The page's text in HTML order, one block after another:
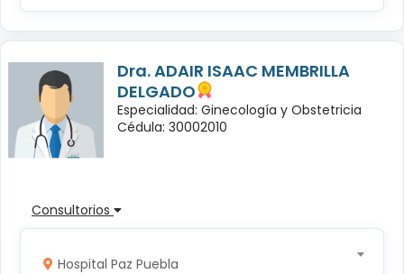
Dra. ADAIR ISAAC MEMBRILLA
DELGADO
Especialidad: Ginecología y Obstetricia
Cédula: 30002010
Consultorios
Hospital Paz Puebla